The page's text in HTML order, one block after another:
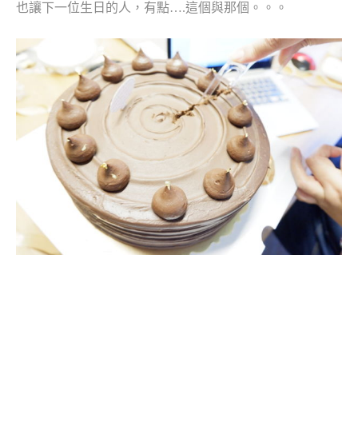
也讓下一位生日的人，有點….這個與那個。。。